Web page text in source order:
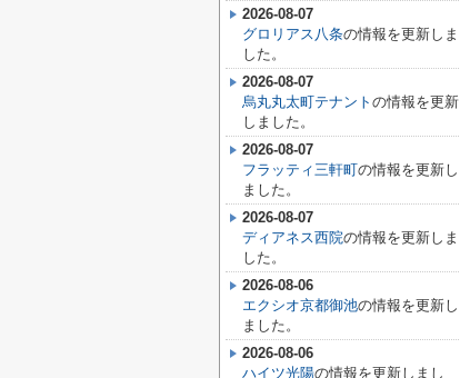
2026-08-07
グロリアス八条の情報を更新しま
した。
2026-08-07
烏丸丸太町テナント の情報を更新
しました。
2026-08-07
フラッティ三軒町の情報を更新し
ました。
2026-08-07
ディアネス西院の情報を更新しま
した。
2026-08-06
エクシオ京都御池の情報を更新し
ました。
2026-08-06
ハイツ光陽の情報を更新しまし